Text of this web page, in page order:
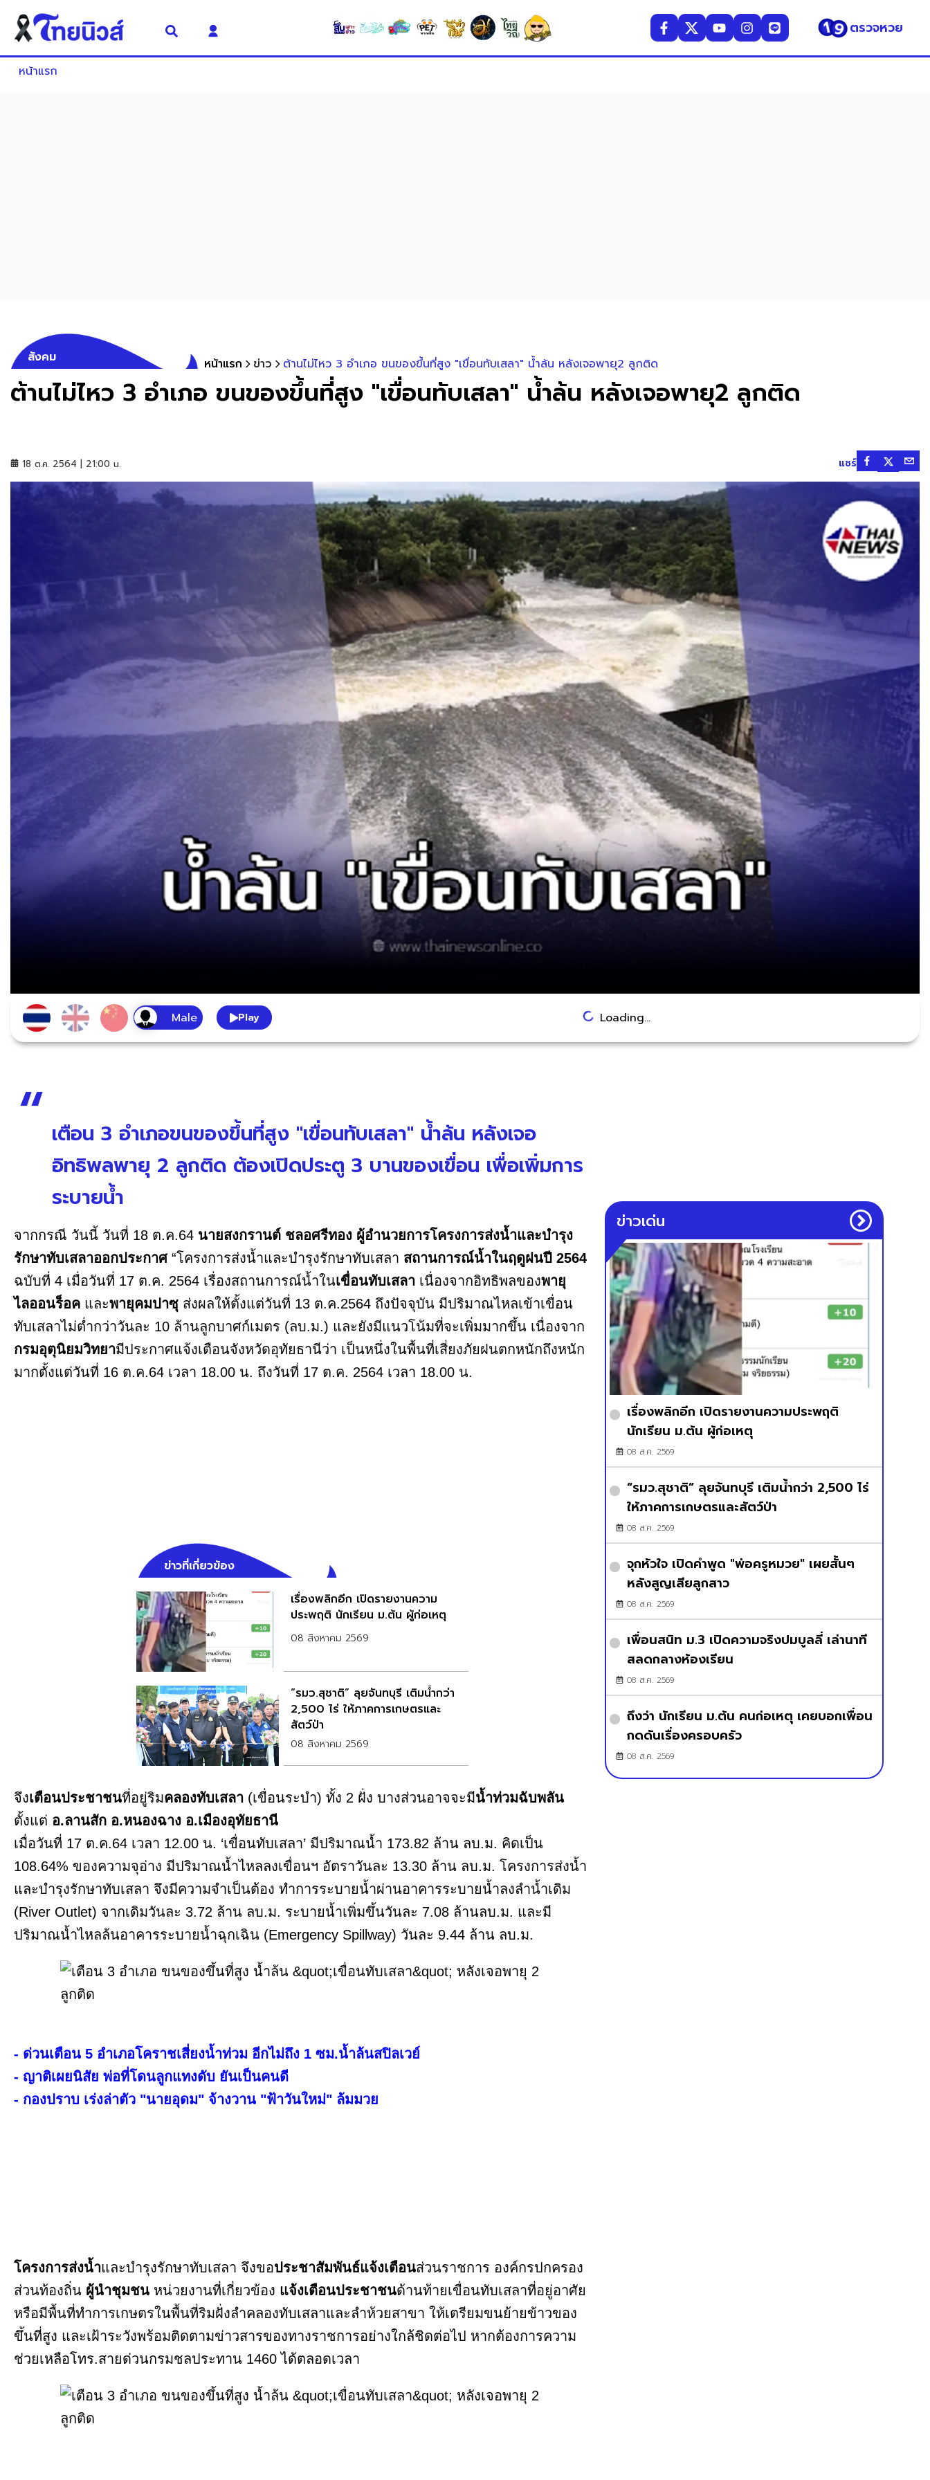
ตรวจหวย
หน้าแรก
สังคม หน้าแรก ข่าว ต้านไม่ไหว 3 อำเภอ ขนของขึ้นที่สูง "เขื่อนทับเสลา" น้ำล้น หลังเจอพายุ2 ลูกติด
ต้านไม่ไหว 3 อำเภอ ขนของขึ้นที่สูง "เขื่อนทับเสลา" น้ำล้น หลังเจอพายุ2 ลูกติด
18 ต.ค. 2564 | 21:00 น. แชร์
Play Loading...
เตือน 3 อำเภอขนของขึ้นที่สูง "เขื่อนทับเสลา" น้ำล้น หลังเจอ
อิทธิพลพายุ 2 ลูกติด ต้องเปิดประตู 3 บานของเขื่อน เพื่อเพิ่มการ
ระบายน้ำ
จากกรณี วันนี้ วันที่ 18 ต.ค.64 นายสงกรานต์ ชลอศรีทอง ผู้อำนวยการโครงการส่งน้ำและบำรุง
รักษาทับเสลาออกประกาศ“โครงการส่งน้ำและบำรุงรักษาทับเสลา สถานการณ์น้ำในฤดูฝนปี 2564
ฉบับที่ 4 เมื่อวันที่ 17 ต.ค. 2564 เรื่องสถานการณ์น้ำในเขื่อนทับเสลา เนื่องจากอิทธิพลของพายุ
ไลออนร็อค และพายุคมปาซุ ส่งผลให้ตั้งแต่วันที่ 13 ต.ค.2564 ถึงปัจจุบัน มีปริมาณไหลเข้าเขื่อน
ทับเสลาไม่ต่ำกว่าวันละ 10 ล้านลูกบาศก์เมตร (ลบ.ม.) และยังมีแนวโน้มที่จะเพิ่มมากขึ้น เนื่องจาก
กรมอุตุนิยมวิทยามีประกาศแจ้งเตือนจังหวัดอุทัยธานีว่า เป็นหนึ่งในพื้นที่เสี่ยงภัยฝนตกหนักถึงหนัก
มากตั้งแต่วันที่ 16 ต.ค.64 เวลา 18.00 น. ถึงวันที่ 17 ต.ค. 2564 เวลา 18.00 น.
ข่าวที่เกี่ยวข้อง
เรื่องพลิกอีก เปิดรายงานความ
ประพฤติ นักเรียน ม.ต้น ผู้ก่อเหตุ
08 สิงหาคม 2569
“รมว.สุชาติ” ลุยจันทบุรี เติมน้ำกว่า
2,500 ไร่ ให้ภาคการเกษตรและ
สัตว์ป่า
08 สิงหาคม 2569
จึงเตือนประชาชนที่อยู่ริมคลองทับเสลา (เขื่อนระบำ) ทั้ง 2 ฝั่ง บางส่วนอาจจะมีน้ำท่วมฉับพลัน
ตั้งแต่ อ.ลานสัก อ.หนองฉาง อ.เมืองอุทัยธานี
เมื่อวันที่ 17 ต.ค.64 เวลา 12.00 น. ‘เขื่อนทับเสลา’ มีปริมาณน้ำ 173.82 ล้าน ลบ.ม. คิดเป็น
108.64% ของความจุอ่าง มีปริมาณน้ำไหลลงเขื่อนฯ อัตราวันละ 13.30 ล้าน ลบ.ม. โครงการส่งน้ำ
และบำรุงรักษาทับเสลา จึงมีความจำเป็นต้อง ทำการระบายน้ำผ่านอาคารระบายน้ำลงลำน้ำเดิม
(River Outlet) จากเดิมวันละ 3.72 ล้าน ลบ.ม. ระบายน้ำเพิ่มขึ้นวันละ 7.08 ล้านลบ.ม. และมี
ปริมาณน้ำไหลล้นอาคารระบายน้ำฉุกเฉิน (Emergency Spillway) วันละ 9.44 ล้าน ลบ.ม.
- ด่วนเตือน 5 อำเภอโคราชเสี่ยงน้ำท่วม อีกไม่ถึง 1 ซม.น้ำล้นสปิลเวย์
- ญาติเผยนิสัย พ่อที่โดนลูกแทงดับ ยันเป็นคนดี
- กองปราบ เร่งล่าตัว "นายอุดม" จ้างวาน "ฟ้าวันใหม่" ล้มมวย
โครงการส่งน้ำและบำรุงรักษาทับเสลา จึงขอประชาสัมพันธ์แจ้งเตือนส่วนราชการ องค์กรปกครอง
ส่วนท้องถิ่น ผู้นำชุมชน หน่วยงานที่เกี่ยวข้อง แจ้งเตือนประชาชนด้านท้ายเขื่อนทับเสลาที่อยู่อาศัย
หรือมีพื้นที่ทำการเกษตรในพื้นที่ริมฝั่งลำคลองทับเสลาและลำห้วยสาขา ให้เตรียมขนย้ายข้าวของ
ขึ้นที่สูง และเฝ้าระวังพร้อมติดตามข่าวสารของทางราชการอย่างใกล้ชิดต่อไป หากต้องการความ
ช่วยเหลือโทร.สายด่วนกรมชลประทาน 1460 ได้ตลอดเวลา
ข่าวเด่น
เรื่องพลิกอีก เปิดรายงานความประพฤติ
นักเรียน ม.ต้น ผู้ก่อเหตุ
08 ส.ค. 2569
“รมว.สุชาติ” ลุยจันทบุรี เติมน้ำกว่า 2,500 ไร่
ให้ภาคการเกษตรและสัตว์ป่า
08 ส.ค. 2569
จุกหัวใจ เปิดคำพูด "พ่อครูหมวย" เผยสั้นๆ
หลังสูญเสียลูกสาว
08 ส.ค. 2569
เพื่อนสนิท ม.3 เปิดความจริงปมบูลลี่ เล่านาที
สลดกลางห้องเรียน
08 ส.ค. 2569
ถึงว่า นักเรียน ม.ต้น คนก่อเหตุ เคยบอกเพื่อน
กดดันเรื่องครอบครัว
08 ส.ค. 2569